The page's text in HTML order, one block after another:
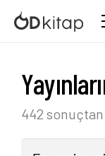
442 sonuçtan